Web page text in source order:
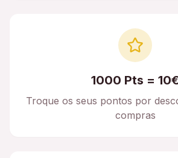
1000 Pts = 10€
Troque os seus pontos por
compras